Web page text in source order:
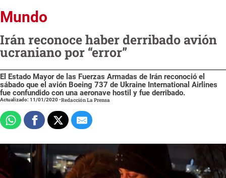
Mundo
Irán reconoce haber derribado avión
ucraniano por “error”
El Estado Mayor de las Fuerzas Armadas de Irán reconoció el
sábado que el avión Boeing 737 de Ukraine International Airlines
fue confundido con una aeronave hostil y fue derribado.
Actualizado: 11/01/2020-Redacción La Prensa